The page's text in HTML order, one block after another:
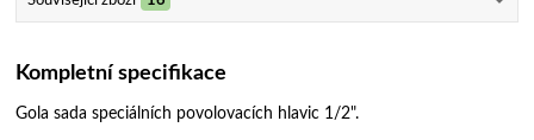
Kompletní specifikace
Gola sada speciálních povolovacích hlavic 1/2".